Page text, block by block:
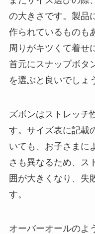
の大きさです。製品
作られているものも
周りがキツくて着せ
首元にスナップボタ
を選ぶと良いでしょ
ズボンはストレッチ
す。サイズ表に記載
いても、お子さまに
さも異なるため、ス
囲が大きくなり、失
す。
オーバーオールのよ